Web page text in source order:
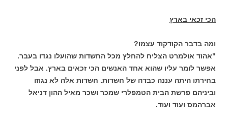
הכי זכאי בארץ
ומה בדבר הקודקוד עצמו?
"אהוד אולמרט הצליח להחלץ מכל החשדות שהועלו נגדו בעבר.
אפשר לומר עליו שהוא אחד האנשים הכי זכאים בארץ. אבל לפני
בחירתו היתה עננה כבדה של חשדות. חשדות אלה לא נגוזו
וביניהם פרשת הבית הטמפלרי שמכר ושכר מאיל ההון דניאל
אברהמס ועוד ועוד.